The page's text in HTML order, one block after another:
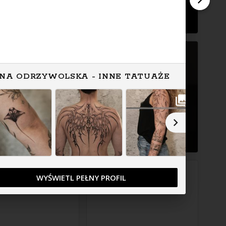
ODRZYWOLSKA - INNE TATUAŻE
WYŚWIETL PEŁNY PROFIL